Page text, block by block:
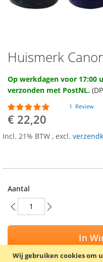
Wij gebruiken cookies om
Ga
naar
het
begin
van
de
afbeeldingen-
gallerij
Huismerk
Op werkdagen voor 17:00
verzonden met PostNL.
Waardering:
100
% of100
1 Review
€ 22,20
Incl. 21% BTW , excl.
Aantal
In